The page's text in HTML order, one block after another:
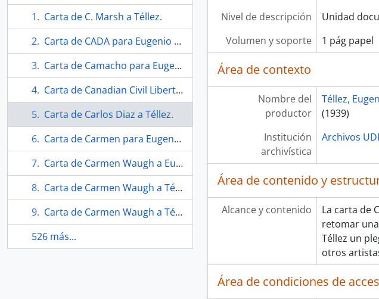
Carta de C. Marsh a Téllez.
Carta de CADA para Eugenio Téllez.
Carta de Camacho para Eugenio Téllez.
Carta de Canadian Civil Liberties Association.
Carta de Carlos Diaz a Téllez.
Carta de Carmen para Eugenio Téllez.
Carta de Carmen Waugh a Eugenio Téllez
Carta de Carmen Waugh a Téllez.
Carta de Carmen Waugh a Téllez.
526 más...
Nivel de descripción
Unidad
Volumen y soporte
1 pág papel
Área de contexto
Nombre del
productor
Téllez,
(1939)
Institución
archivística
Archivos
Área de contenido y
Alcance y contenido
La carta de
retomar
Téllez un
otros
Área de condiciones de